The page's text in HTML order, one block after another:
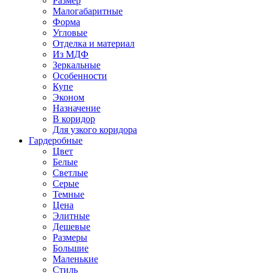
Малогабаритные
Форма
Угловые
Отделка и материал
Из МДФ
Зеркальные
Особенности
Купе
Эконом
Назначение
В коридор
Для узкого коридора
Гардеробные
Цвет
Белые
Светлые
Серые
Темные
Цена
Элитные
Дешевые
Размеры
Большие
Маленькие
Стиль